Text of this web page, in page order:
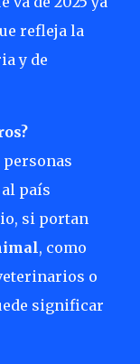
refleja la
y de
personas
país
si portan
, como
o
significar